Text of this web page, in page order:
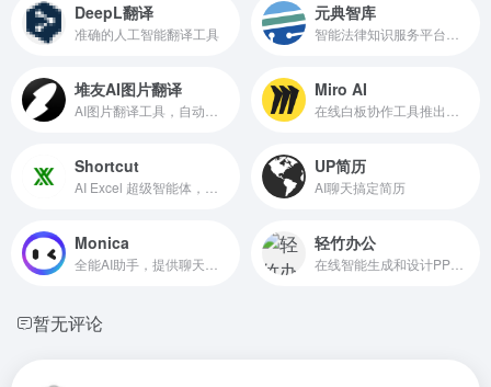
DeepL翻译
准确的人工智能翻译工具
元典智库
堆友AI图片翻译 Miro AI
Shortcut UP简历
AI聊天搞定简历
Monica 轻竹办公
暂无评论